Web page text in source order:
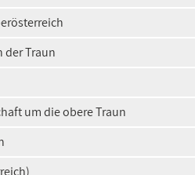
der Traun
um die obere Traun